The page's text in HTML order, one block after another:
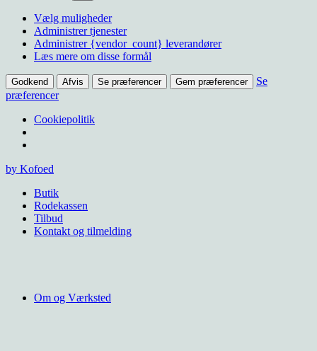
Vælg muligheder
Administrer tjenester
Administrer {vendor_count} leverandører
Læs mere om disse formål
Godkend Afvis Se præferencer Gem præferencer
Se
præferencer
Cookiepolitik
Videre
indhold
by Kofoed
Butik
Rodekassen
Tilbud
Kontakt og tilmelding
Om og Værksted